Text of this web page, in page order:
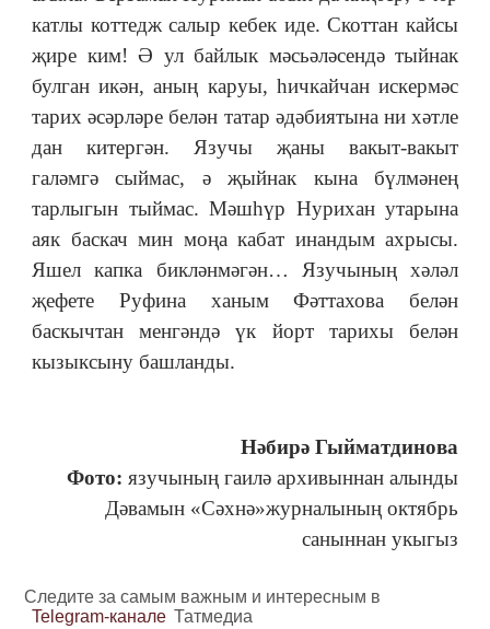
катлы коттедж салыр кебек иде. Скоттан кайсы
җире ким! Ә ул байлык мәсьәләсендә тыйнак
булган икән, аның каруы, һичкайчан искермәс
тарихәсәрләре белән татар әдәбиятына ни хәтле
дан китергән. Язучы җаны вакыт-вакыт
галәмгә сыймас, ә җыйнак кына бүлмәнең
тарлыгын тыймас. Мәшһүр Нурихан утарына
аяк баскач мин моңа кабат инандым ахрысы.
Яшел капка бикләнмәгән… Язучының хәләл
җефете Руфина ханым Фәттахова белән
баскычтан менгәндә үк йорт тарихы белән
кызыксыну башланды.
Нәбирә Гыйматдинова
Фото: язучының гаилә архивыннан алынды
Дәвамын «Сәхнә»журналының октябрь
саныннан укыгыз
Следите за самым важным и интересным в
Telegram-канале Татмедиа